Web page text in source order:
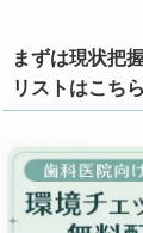
まずは現状把
リストはこちら